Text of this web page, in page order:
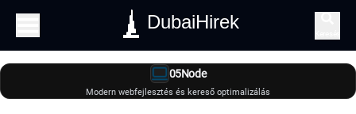
DubaiHirek
05Node
Modern webfejlesztés és kereső optimalizálás